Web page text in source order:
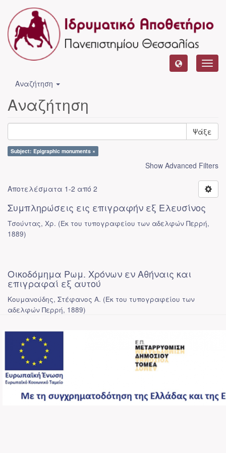
Αναζήτηση
Αναζήτηση
Ψάξε
Subject: Epigraphic monuments ×
Show Advanced Filters
Αποτελέσματα 1-2 από 2
Συμπληρώσεις εις επιγραφήν εξ Ελευσίνος
Τσούντας, Χρ. (Εκ του τυπογραφείου των αδελφών Περρή,
1889)
Οικοδόμημα Ρωμ. Χρόνων εν Αθήναις και
επιγραφαί εξ αυτού
Κουμανούδης, Στέφανος Α. (Εκ του τυπογραφείου των
αδελφών Περρή, 1889)